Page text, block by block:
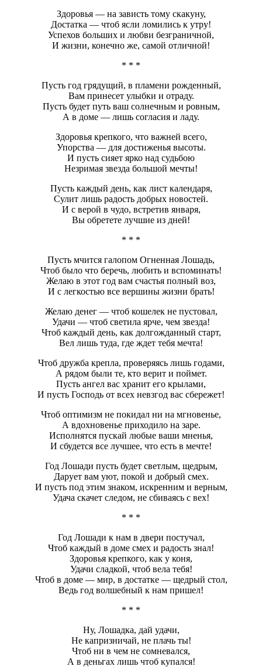
Здоровья — на зависть тому скакуну,
Достатка — чтоб ясли ломились к утру!
Успехов больших и любви безграничной,
И жизни, конечно же, самой отличной!
* * *
Пусть год грядущий, в пламени рожденный,
Вам принесет улыбки и отраду.
Пусть будет путь ваш солнечным и ровным,
А в доме — лишь согласия и ладу.
Здоровья крепкого, что важней всего,
Упорства — для достиженья высоты.
И пусть сияет ярко над судьбою
Незримая звезда большой мечты!
Пусть каждый день, как лист календаря,
Сулит лишь радость добрых новостей.
И с верой в чудо, встретив января,
Вы обретете лучшие из дней!
* * *
Пусть мчится галопом Огненная Лошадь,
Чтоб было что беречь, любить и вспоминать!
Желаю в этот год вам счастья полный воз,
И с легкостью все вершины жизни брать!
Желаю денег — чтоб кошелек не пустовал,
Удачи — чтоб светила ярче, чем звезда!
Чтоб каждый день, как долгожданный старт,
Вел лишь туда, где ждет тебя мечта!
Чтоб дружба крепла, проверяясь лишь годами,
А рядом были те, кто верит и поймет.
Пусть ангел вас хранит его крылами,
И пусть Господь от всех невзгод вас сбережет!
Чтоб оптимизм не покидал ни на мгновенье,
А вдохновенье приходило на заре.
Исполнятся пускай любые ваши мненья,
И сбудется все лучшее, что есть в мечте!
Год Лошади пусть будет светлым, щедрым,
Дарует вам уют, покой и добрый смех.
И пусть под этим знаком, искренним и верным,
Удача скачет следом, не сбиваясь с вех!
* * *
Год Лошади к нам в двери постучал,
Чтоб каждый в доме смех и радость знал!
Здоровья крепкого, как у коня,
Удачи сладкой, чтоб вела тебя!
Чтоб в доме — мир, в достатке — щедрый стол,
Ведь год волшебный к нам пришел!
* * *
Ну, Лошадка, дай удачи,
Не капризничай, не плачь ты!
Чтоб ни в чем не сомневался,
А в деньгах лишь чтоб купался!